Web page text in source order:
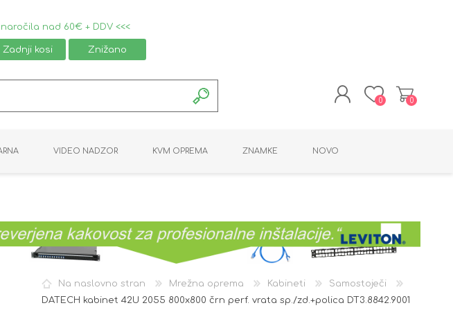
nad 60€ + DDV <<<
Zadnji kosi Znižano
REGISTRACIJA
0 0
VIDEO NADZOR
OPREMA
KVM OPREMA ZNAMKE NOVO
Na naslovno stran Mrežna oprema Kabineti
Samostoječi
DATECH kabinet 42U 2055 800x800 črn perf. vrata sp./zd.+polica DT3.8842.9001